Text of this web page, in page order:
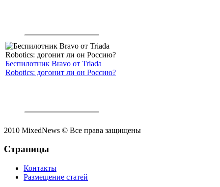
Беспилотник Bravo от Triada
Robotics: догонит ли он Россию?
2010 MixedNews © Все права защищены
Страницы
Контакты
Размещение статей